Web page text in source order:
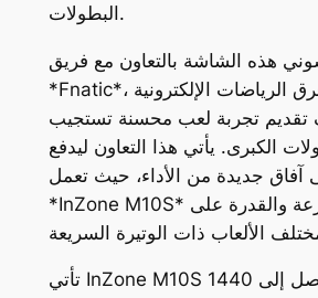
البطولات.
هذه الشاشة بالتعاون مع فريق
*Fnatic*، أحد أبرز فرق الرياضات الإلكترونية
تقديم تجربة لعب محسنة تستجيب
الكبرى. يأتي هذا التعاون ليدفع
آفاق جديدة من الأداء، حيث تعمل
*InZone M10S* على تعزيز السرعة والقدرة على
تأتي InZone M10S بدقة عرض تصل إلى 1440